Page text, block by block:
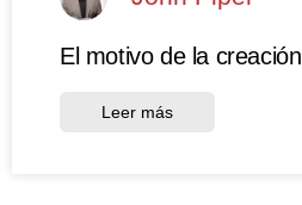
El motivo de la creación
Leer más